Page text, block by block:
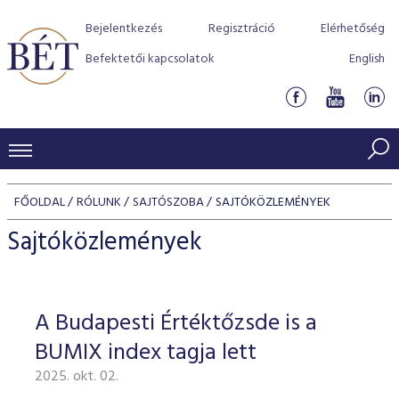
Bejelentkezés Regisztráció
Elérhetőség
Befektetői kapcsolatok
English
KERESKEDÉSI ADATOK
INDEXEK
Jelzáloglevél indexek
Vállalati kötvény indexek
Azonnali Piac
Részvények
Származékos piac
BEFEKTETŐK
Részvény szekció
Hitelpapír szekció
BÉT szabályzatok
Befektetővédelem
Alkalmazott díjstruktúra
Elszámolás
Részvény és vállalati kötvény tőzsdei bevezetését
program
BÉT Xtend - Részvénypiac egyszerűen
TŐZSDETAGOK
Tőzsdetagok, üzletkötők
VENDOROK
FŐOLDAL RÓLUNK SAJTÓSZOBA SAJTÓKÖZLEMÉNYEK
Sajtóközlemények
A Budapesti Értéktőzsde is a
BUMIX index tagja lett
2025. okt. 02.